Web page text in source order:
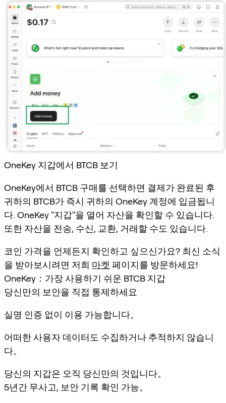
OneKey 지갑에서 BTCB 보기
OneKey에서 BTCB 구매를 선택하면 결제가 완료된 후
귀하의 BTCB가 즉시 귀하의 OneKey 계정에 입금됩니
다. OneKey "지갑"을 열어 자산을 확인할 수 있습니다.
또한 자산을 전송, 수신, 교환, 거래할 수도 있습니다.
코인 가격을 언제든지 확인하고 싶으신가요? 최신 소식
을 받아보시려면 저희 마켓 페이지를 방문하세요!
OneKey：가장 사용하기 쉬운 BTCB 지갑
당신만의 보안을 직접 통제하세요
실명 인증 없이 이용 가능합니다。
어떠한 사용자 데이터도 수집하거나 추적하지 않습니
다。
당신의 지갑은 오직 당신만의 것입니다。
5년간 무사고, 보안 기록 확인 가능。